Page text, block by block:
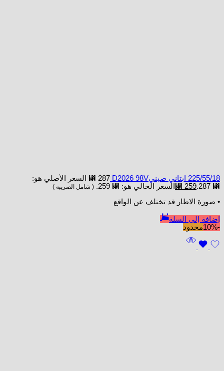
225/55/18 ابتاني صينيD2026 98V ⃁287
السعر الأصلي هو:
⃁ 287.
⃁ 259 السعر الحالي هو: ⃁ 259. ( شامل الضريبة )
• صورة الاطار قد تختلف عن الواقع
إضافة إلى السلة
-10%
محدود